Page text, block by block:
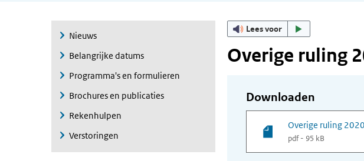
Nieuws
Belangrijke datums
Programma's en formulieren
Brochures en publicaties
Rekenhulpen
Verstoringen
Lees voor
Overige ruling
Downloaden
Overige ruling
pdf - 95 kB